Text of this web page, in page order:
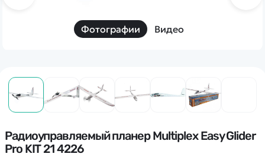
Фотографии Видео
Радиоуправляемый планер Multiplex Easy Glider
Pro KIT 21 4226
Заказать звонок